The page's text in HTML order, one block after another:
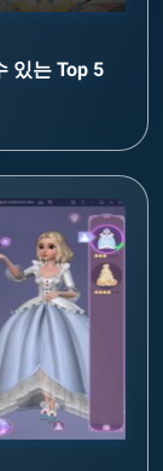
있는 Top 5